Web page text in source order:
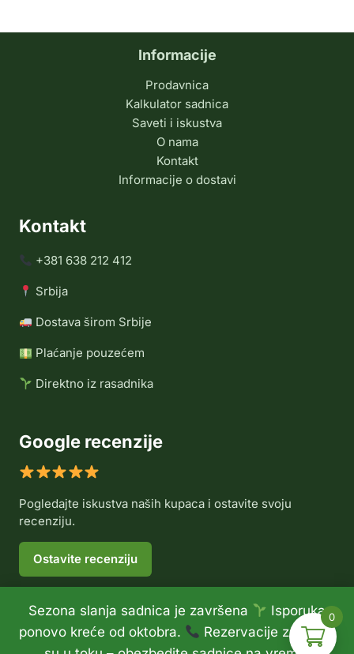
Sezona slanja sadnica je završena
Isporuka
ponovo kreće od oktobra.
Rezervacije za jesen
Informacije
Prodavnica
Kalkulator sadnica
Saveti i iskustva
O nama
Kontakt
Informacije o dostavi
Kontakt
+381 638 212 412
Srbija
Dostava širom Srbije
Plaćanje pouzećem
Direktno iz rasadnika
Google recenzije
Pogledajte iskustva naših kupaca i ostavite svoju
recenziju.
Ostavite recenziju
© 2026 Rasadnik Voće Delux •Politika privatnosti•
Politika refundiranja
0